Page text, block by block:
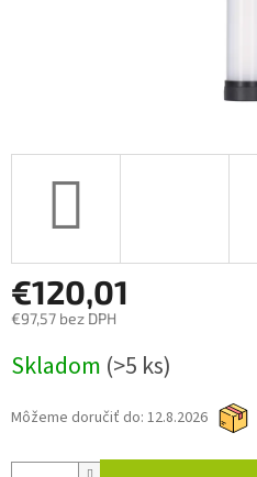
€120,01
€97,57 bez DPH
cena:
Skladom (>5 ks)
Môžeme doručiť do: 12.8.2026